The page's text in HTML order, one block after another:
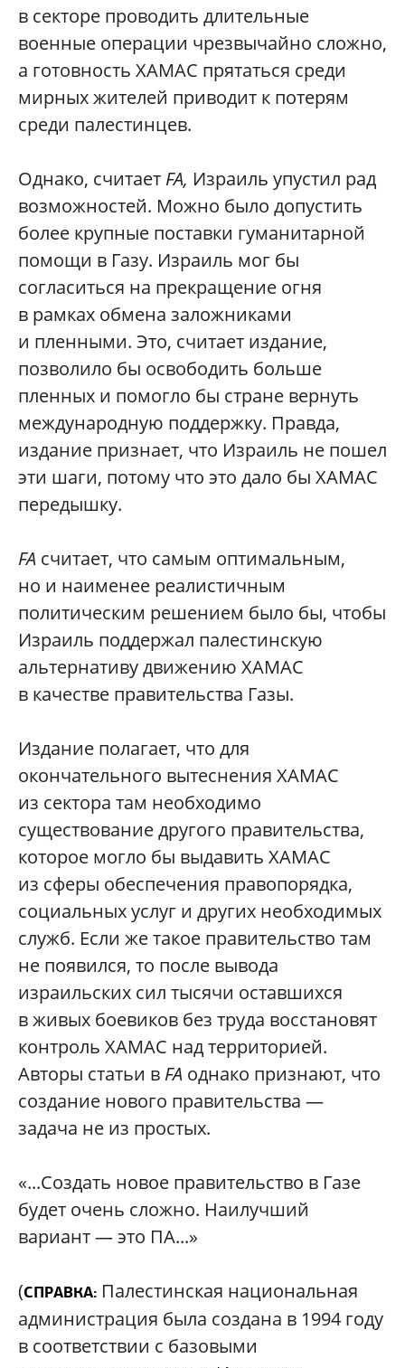
в секторе проводить длительные
военные операции чрезвычайно сложно,
а готовность ХАМАС прятаться среди
мирных жителей приводит к потерям
среди палестинцев.
Однако, считает FA, Израиль упустил рад
возможностей. Можно было допустить
более крупные поставки гуманитарной
помощи в Газу. Израиль мог бы
согласиться на прекращение огня
в рамках обмена заложниками
и пленными. Это, считает издание,
позволило бы освободить больше
пленных и помогло бы стране вернуть
международную поддержку. Правда,
издание признает, что Израиль не пошел
эти шаги, потому что это дало бы ХАМАС
передышку.
FA считает, что самым оптимальным,
но и наименее реалистичным
политическим решением было бы, чтобы
Израиль поддержал палестинскую
альтернативу движению ХАМАС
в качестве правительства Газы.
Издание полагает, что для
окончательного вытеснения ХАМАС
из сектора там необходимо
существование другого правительства,
которое могло бы выдавить ХАМАС
из сферы обеспечения правопорядка,
социальных услуг и других необходимых
служб. Если же такое правительство там
не появился, то после вывода
израильских сил тысячи оставшихся
в живых боевиков без труда восстановят
контроль ХАМАС над территорией.
Авторы статьи в FA однако признают, что
создание нового правительства —
задача не из простых.
«...Создать новое правительство в Газе
будет очень сложно. Наилучший
вариант — это ПА...»
(СПРАВКА: Палестинская национальная
администрация была создана в 1994 году
в соответствии с базовыми